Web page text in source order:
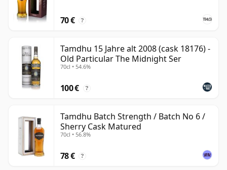
70 € ?
Tamdhu 15 Jahre alt 2008 (cask 18176) -
Old Particular The Midnight Ser
70cl • 54.6%
100 € ?
Tamdhu Batch Strength / Batch No 6 /
Sherry Cask Matured
70cl • 56.8%
78 € ?